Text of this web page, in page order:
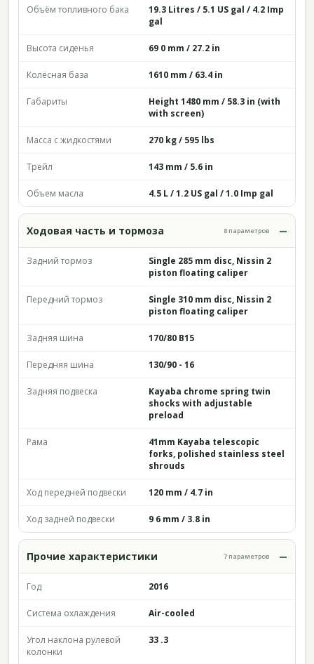
Объём топливного бака
19.3 Litres / 5.1 US gal / 4.2 Imp
gal
Высота сиденья 69 0 mm / 27.2 in
Колёсная база 1610 mm / 63.4 in
Габариты
Height 1480 mm / 58.3 in (with
with screen)
Масса с жидкостями 270 kg / 595 lbs
Трейл 143 mm / 5.6 in
Объем масла 4.5 L / 1.2 US gal / 1.0 Imp gal
Ходовая часть и тормоза 8 параметров
Задний тормоз
Single 285 mm disc, Nissin 2
piston floating caliper
Передний тормоз
Single 310 mm disc, Nissin 2
piston floating caliper
Задняя шина 170/80 B15
Передняя шина 130/90 - 16
Задняя подвеска
Kayaba chrome spring twin
shocks with adjustable
preload
Рама
41mm Kayaba telescopic
forks, polished stainless steel
shrouds
Ход передней подвески 120 mm / 4.7 in
Ход задней подвески 9 6 mm / 3.8 in
Прочие характеристики 7 параметров
Год 2016
Система охлаждения Air-cooled
Угол наклона рулевой
колонки
33 .3